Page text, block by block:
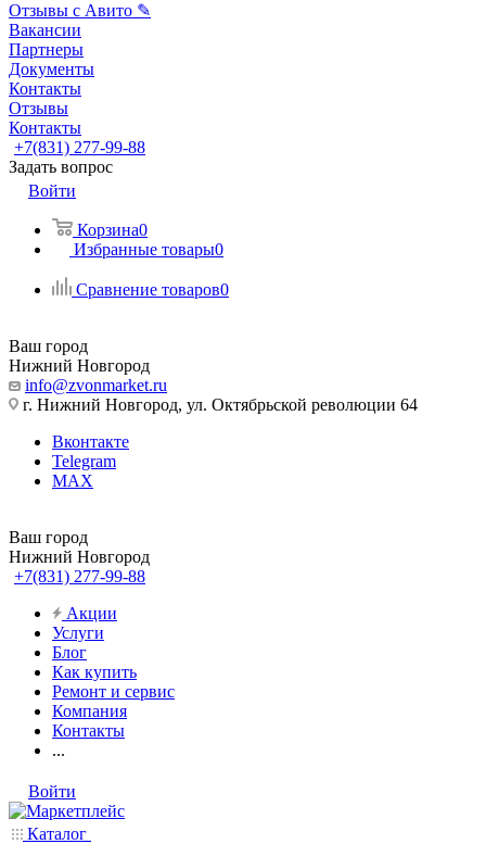
Отзывы с Авито ✎
Вакансии
Партнеры
Документы
Контакты
Отзывы
Контакты
+7(831) 277-99-88
Задать вопрос
Войти
Корзина0
Избранные товары0
Сравнение товаров0
Ваш город
Нижний Новгород
info@zvonmarket.ru
г. Нижний Новгород, ул. Октябрьской революции 64
Вконтакте
Telegram
MAX
Ваш город
Нижний Новгород
+7(831) 277-99-88
Акции
Услуги
Блог
Как купить
Ремонт и сервис
Компания
Контакты
...
Войти
Каталог